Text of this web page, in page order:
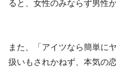
ると、女性のみならず男性
また、「アイツなら簡単に
扱いもされかねず、本気の